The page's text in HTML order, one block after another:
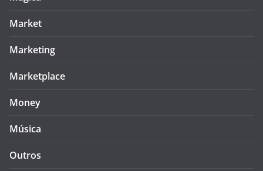
Market
Marketing
Marketplace
Money
Música
Outros